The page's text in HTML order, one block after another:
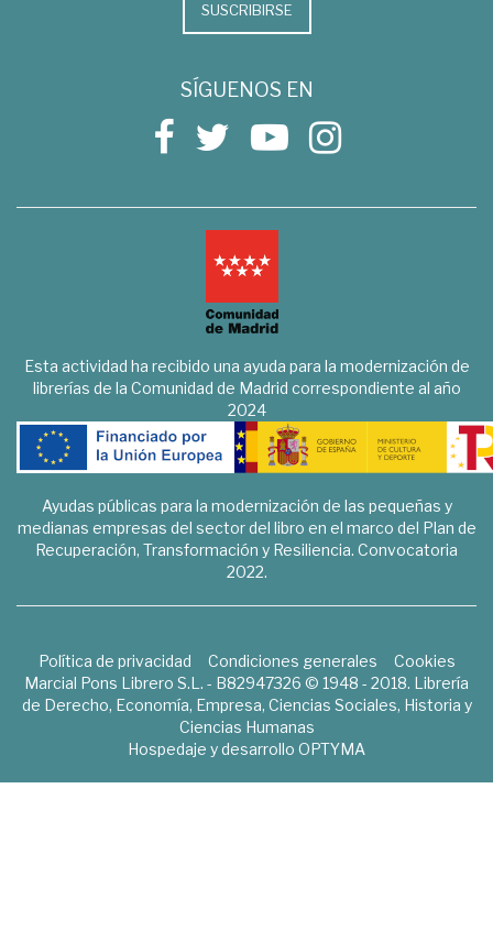
SUSCRIBIRSE
SÍGUENOS EN
Esta actividad ha recibido una ayuda para la modernización de
librerías de la Comunidad de Madrid correspondiente al año
2024
Ayudas públicas para la modernización de las pequeñas y
medianas empresas del sector del libro en el marco del Plan de
Recuperación, Transformación y Resiliencia. Convocatoria
2022.
Política de privacidad Condiciones generales
Cookies
Marcial Pons Librero S.L. - B82947326 © 1948 - 2018. Librería
de Derecho, Economía, Empresa, Ciencias Sociales, Historia y
Ciencias Humanas
Hospedaje y desarrollo OPTYMA